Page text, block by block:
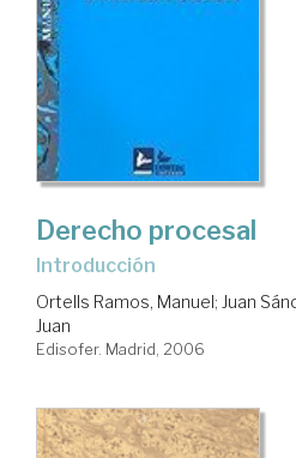
Derecho procesal
introducción
Ortells Ramos, Manuel; Juan
Juan
Edisofer. Madrid, 2006